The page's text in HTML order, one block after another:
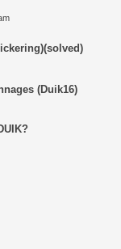
(Duik16)